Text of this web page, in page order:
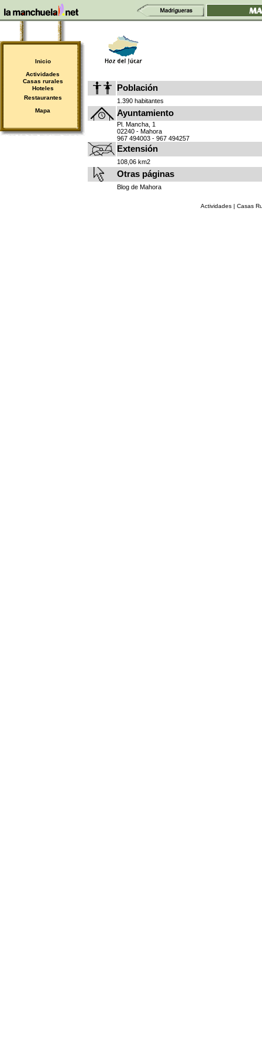
Inicio
Actividades
Casas rurales
Hoteles
Restaurantes
Mapa
Población
1.390 habitantes
Ayuntamiento
Pl. Mancha, 1
02240 - Mahora
967 494003 - 967 494257
Extensión
108,06 km2
Otras páginas
Blog de Mahora
Actividades | Casas